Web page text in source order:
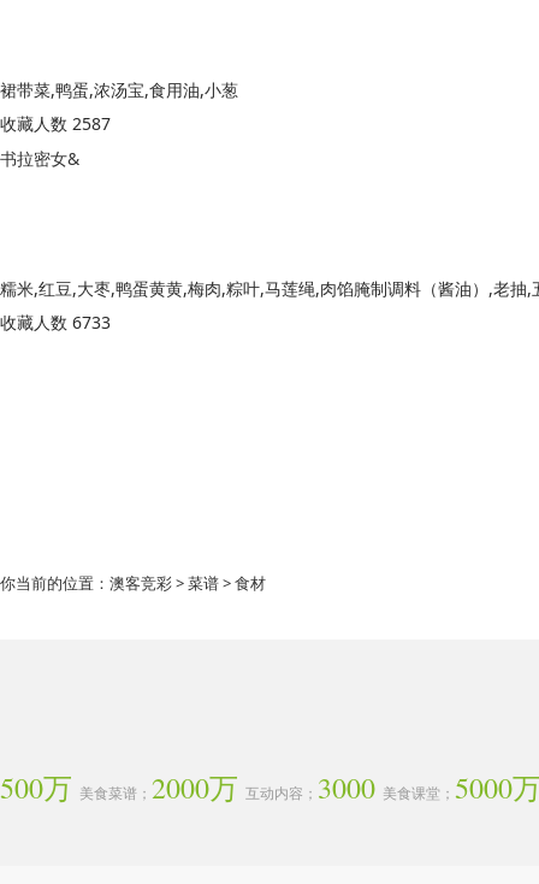
裙带菜,鸭蛋,浓汤宝,食用油,小葱
收藏人数 2587
书拉密女&
收藏人数 6733
你当前的位置： 澳客竞彩>菜谱> 食材
500万 美食菜谱； 2000万 互动内容； 3000 美食课堂； 5000